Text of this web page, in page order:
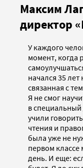
Максим
директор
У каждого
момент, когда
начался 35
связанная с
Я не смог
в специальный
учили
чтения и
была уже не
первом классе
день. И еще: